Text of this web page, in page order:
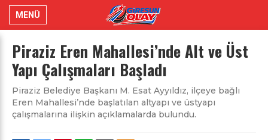
MENÜ
Piraziz Eren Mahallesi’nde Alt ve Üst
Yapı Çalışmaları Başladı
Piraziz Belediye Başkanı M. Esat Ayyıldız, ilçeye bağlı
Eren Mahallesi’nde başlatılan altyapı ve üstyapı
çalışmalarına ilişkin açıklamalarda bulundu.